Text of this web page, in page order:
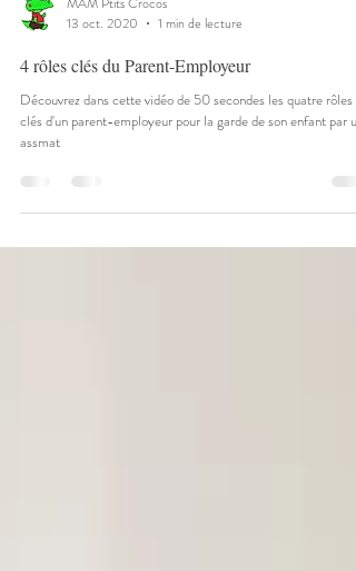
MAM Ptits Crocos
13 oct. 2020
1 min de lecture
4 rôles clés du Parent-Employeur
Découvrez dans cette vidéo de 50 secondes les quatre rôles
clés d'un parent-employeur pour la garde de son enfant par